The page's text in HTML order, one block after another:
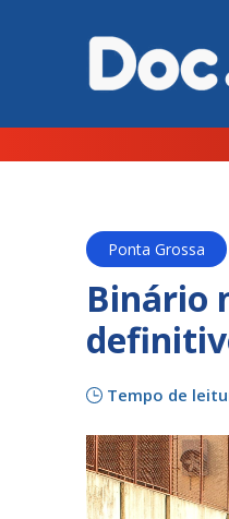
Ponta Grossa
Binário
Tempo de